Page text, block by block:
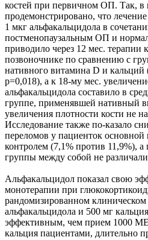
костей при первичном ОП. Так, в
продемонстрировано, что лечение
1 мкг альфакальцидола в
постменопаузальным ОП и
приводило через 12 мес.
позвоночнике по сравнению с
нативного витамина D и кальций
р=0,018), а к 18-му мес.
альфакальцидола составило в
группе, применявшей нативный
увеличения плотности кости не
Исследование также по-казало
переломов у пациенток
контролем (7,1% против 11,9%),
группы между собой не
Альфакальцидол показал свою
монотерапии при
рандомизированном
альфакальцидола и 500 мг
эффективным, чем прием 1000
кальция пациентами, длительно